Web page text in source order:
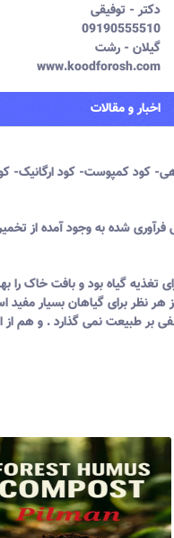
دکتر - توفیقی
09190555510
گیلان - رشت
www.koodforosh.com
اخبار و مقالات
کود کمپوست- کود ارگانیک-
شده به وجود آمده از
تغذیه گیاه بود و بافت خاک
نظر برای گیاهان بسیار مفید